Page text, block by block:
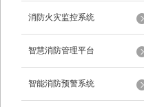
消防火灾监控系统
智慧消防管理平台
智能消防预警系统